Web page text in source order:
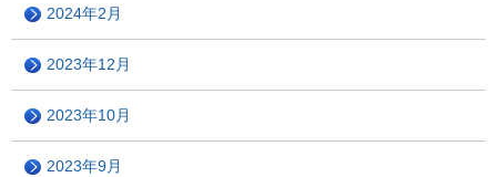
2024年2月
2023年12月
2023年10月
2023年9月